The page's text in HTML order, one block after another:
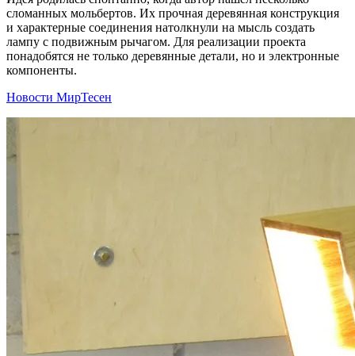
сломанных мольбертов. Их прочная деревянная конструкция
и характерные соединения натолкнули на мысль создать
лампу с подвижным рычагом. Для реализации проекта
понадобятся не только деревянные детали, но и электронные
компоненты.
Новости МирТесен